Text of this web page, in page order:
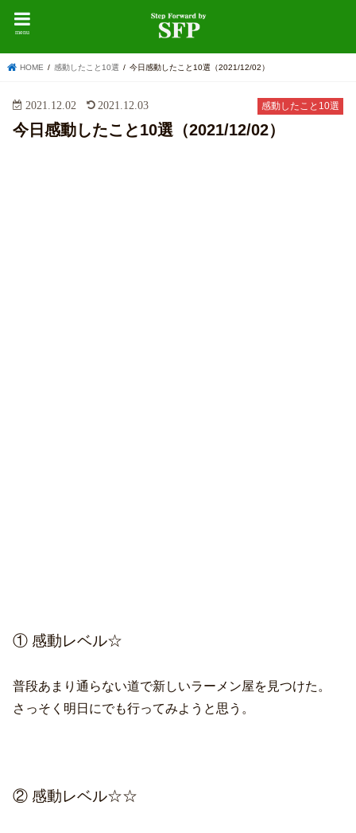
menu
HOME 感動したこと10選 今日感動したこと10選（2021/12/02）
感動したこと10選
2021.12.02 2021.12.03
今日感動したこと10選（2021/12/02）
① 感動レベル☆
普段あまり通らない道で新しいラーメン屋を見つけた。
さっそく明日にでも行ってみようと思う。
② 感動レベル☆☆